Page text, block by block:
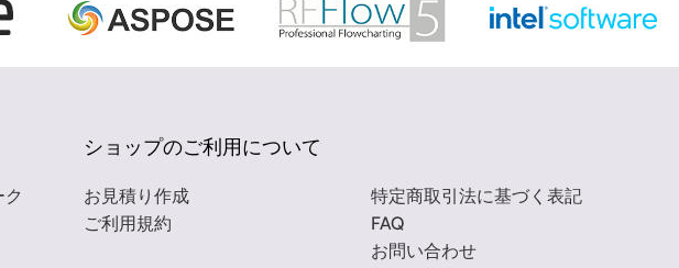
ショップのご利用について
お見積り作成
ご利用規約
特定商取引法に基づく表記
FAQ
お問い合わせ